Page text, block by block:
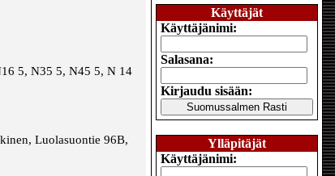
5, N35 5, N45 5, N 14
Luolasuontie 96B,
Käyttäjät
Käyttäjänimi:
Salasana:
Kirjaudu sisään:
Ylläpitäjät
Käyttäjänimi: